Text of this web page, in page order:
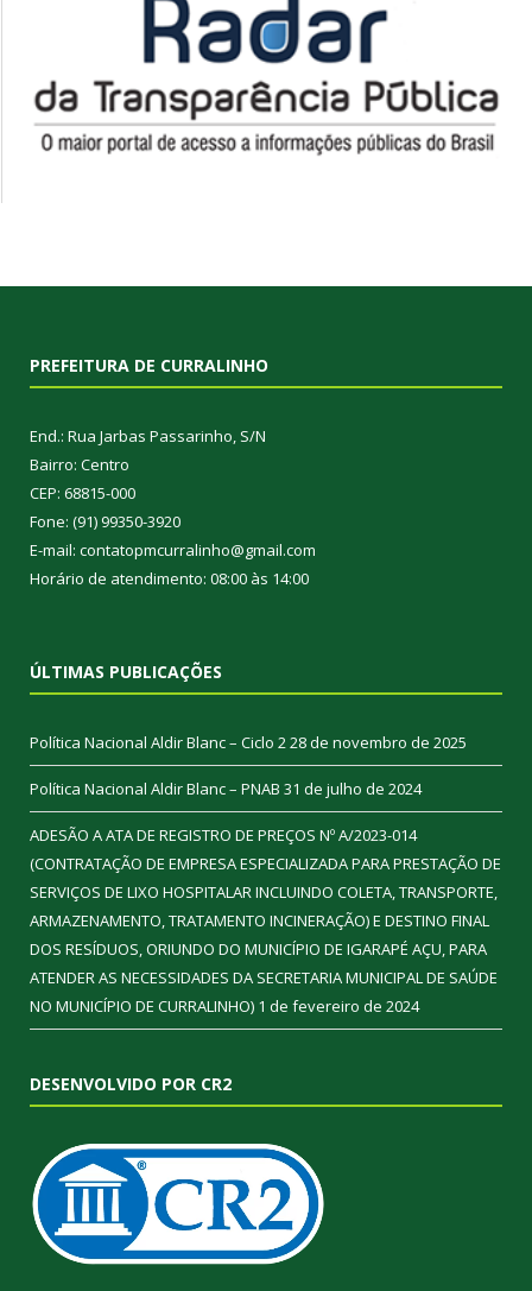
PREFEITURA DE CURRALINHO
End.: Rua Jarbas Passarinho, S/N
Bairro: Centro
CEP: 68815-000
Fone: (91) 99350-3920
E-mail: contatopmcurralinho@gmail.com
Horário de atendimento: 08:00 às 14:00
ÚLTIMAS PUBLICAÇÕES
Política Nacional Aldir Blanc – Ciclo 228 de novembro de 2025
Política Nacional Aldir Blanc – PNAB 31 de julho de 2024
ADESÃO A ATA DE REGISTRO DE PREÇOS Nº A/2023-014
(CONTRATAÇÃO DE EMPRESA ESPECIALIZADA PARA PRESTAÇÃO DE
SERVIÇOS DE LIXO HOSPITALAR INCLUINDO COLETA, TRANSPORTE,
ARMAZENAMENTO, TRATAMENTO INCINERAÇÃO) E DESTINO FINAL
DOS RESÍDUOS, ORIUNDO DO MUNICÍPIO DE IGARAPÉ AÇU, PARA
ATENDER AS NECESSIDADES DA SECRETARIA MUNICIPAL DE SAÚDE
NO MUNICÍPIO DE CURRALINHO) 1 de fevereiro de 2024
DESENVOLVIDO POR CR2